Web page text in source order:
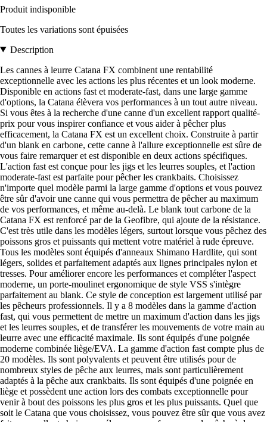
Produit indisponible
Toutes les variations sont épuisées
Description
Les cannes à leurre Catana FX combinent une rentabilité
exceptionnelle avec les actions les plus récentes et un look moderne.
Disponible en actions fast et moderate-fast, dans une large gamme
d'options, la Catana élèvera vos performances à un tout autre niveau.
Si vous êtes à la recherche d'une canne d'un excellent rapport qualité-
prix pour vous inspirer confiance et vous aider à pêcher plus
efficacement, la Catana FX est un excellent choix. Construite à partir
d'un blank en carbone, cette canne à l'allure exceptionnelle est sûre de
vous faire remarquer et est disponible en deux actions spécifiques.
L'action fast est conçue pour les jigs et les leurres souples, et l'action
moderate-fast est parfaite pour pêcher les crankbaits. Choisissez
n'importe quel modèle parmi la large gamme d'options et vous pouvez
être sûr d'avoir une canne qui vous permettra de pêcher au maximum
de vos performances, et même au-delà. Le blank tout carbone de la
Catana FX est renforcé par de la Geofibre, qui ajoute de la résistance.
C'est très utile dans les modèles légers, surtout lorsque vous pêchez des
poissons gros et puissants qui mettent votre matériel à rude épreuve.
Tous les modèles sont équipés d'anneaux Shimano Hardlite, qui sont
légers, solides et parfaitement adaptés aux lignes principales nylon et
tresses. Pour améliorer encore les performances et compléter l'aspect
moderne, un porte-moulinet ergonomique de style VSS s'intègre
parfaitement au blank. Ce style de conception est largement utilisé par
les pêcheurs professionnels. Il y a 8 modèles dans la gamme d'action
fast, qui vous permettent de mettre un maximum d'action dans les jigs
et les leurres souples, et de transférer les mouvements de votre main au
leurre avec une efficacité maximale. Ils sont équipés d'une poignée
moderne combinée liège/EVA. La gamme d'action fast compte plus de
20 modèles. Ils sont polyvalents et peuvent être utilisés pour de
nombreux styles de pêche aux leurres, mais sont particulièrement
adaptés à la pêche aux crankbaits. Ils sont équipés d'une poignée en
liège et possèdent une action lors des combats exceptionnelle pour
venir à bout des poissons les plus gros et les plus puissants. Quel que
soit le Catana que vous choisissez, vous pouvez être sûr que vous avez